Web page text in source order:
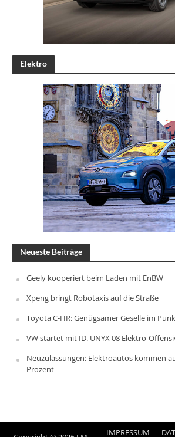
Elektro
Neueste Beiträge
Geely kooperiert beim Laden mit EnBW
Xpeng bringt Robotaxis auf die Straße
Toyota C-HR: Genügsamer Geselle im
VW startet mit ID. UNYX 08 Elektro-
Neuzulassungen: Elektroautos kommen
Prozent
IMPRESSUM